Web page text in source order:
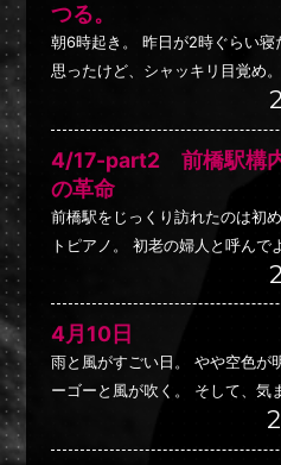
つる。
朝6時起き。 昨日が2時ぐらい寝
思ったけど、シャッキリ目覚め
4/17-part2 前橋駅構
の革命
前橋駅をじっくり訪れたのは初
トピアノ。 初老の婦人と呼んで
4月10日
雨と風がすごい日。 やや空色が
ーゴーと風が吹く。 そして、気